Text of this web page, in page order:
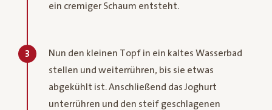
ein cremiger Schaum entsteht.
3
Nun den kleinen Topf in ein kaltes Wasserbad
stellen und weiterrühren, bis sie etwas
abgekühlt ist. Anschließend das Joghurt
unterrühren und den steif geschlagenen